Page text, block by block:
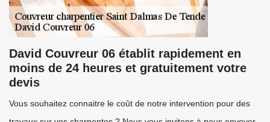
David Couvreur 06 établit rapidement en
moins de 24 heures et gratuitement votre
devis
Vous souhaitez connaitre le coût de notre intervention pour des